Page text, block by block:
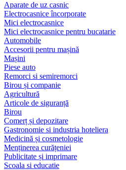
Aparate de uz casnic
Electrocasnice încorporate
Mici electrocasnice
Mici electrocasnice pentru bucatarie
Automobile
Accesorii pentru mașină
Mașini
Piese auto
Remorci si semiremorci
Birou și companie
Agricultură
Articole de siguranță
Birou
Comerț și depozitare
Gastronomie si industria hoteliera
Medicină și cosmetologie
Menținerea curățeniei
Publicitate și imprimare
Scoala si educatie